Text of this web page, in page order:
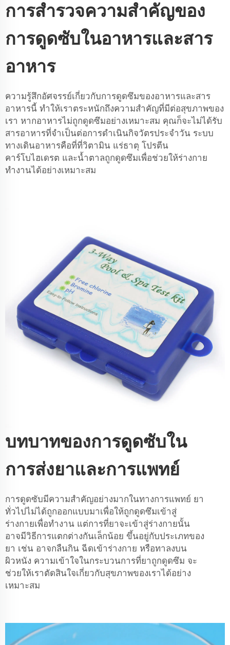
การสำรวจความสำคัญของ
การดูดซับในอาหารและสาร
อาหาร
ความรู้สึกอัศจรรย์เกี่ยวกับการดูดซึมของอาหารและสาร
อาหารนี้ ทำให้เราตระหนักถึงความสำคัญที่มีต่อสุขภาพของ
เรา หากอาหารไม่ถูกดูดซึมอย่างเหมาะสม คุณก็จะไม่ได้รับ
สารอาหารที่จำเป็นต่อการดำเนินกิจวัตรประจำวัน ระบบ
ทางเดินอาหารคือที่ที่วิตามิน แร่ธาตุ โปรตีน
คาร์โบไฮเดรต และน้ำตาลถูกดูดซึมเพื่อช่วยให้ร่างกาย
ทำงานได้อย่างเหมาะสม
บทบาทของการดูดซับใน
การส่งยาและการแพทย์
การดูดซับมีความสำคัญอย่างมากในทางการแพทย์ ยา
ทั่วไปไม่ได้ถูกออกแบบมาเพื่อให้ถูกดูดซึมเข้าสู่
ร่างกายเพื่อทำงาน แต่การที่ยาจะเข้าสู่ร่างกายนั้น
อาจมีวิธีการแตกต่างกันเล็กน้อย ขึ้นอยู่กับประเภทของ
ยา เช่น อาจกลืนกิน ฉีดเข้าร่างกาย หรือทาลงบน
ผิวหนัง ความเข้าใจในกระบวนการที่ยาถูกดูดซึม จะ
ช่วยให้เราตัดสินใจเกี่ยวกับสุขภาพของเราได้อย่าง
เหมาะสม